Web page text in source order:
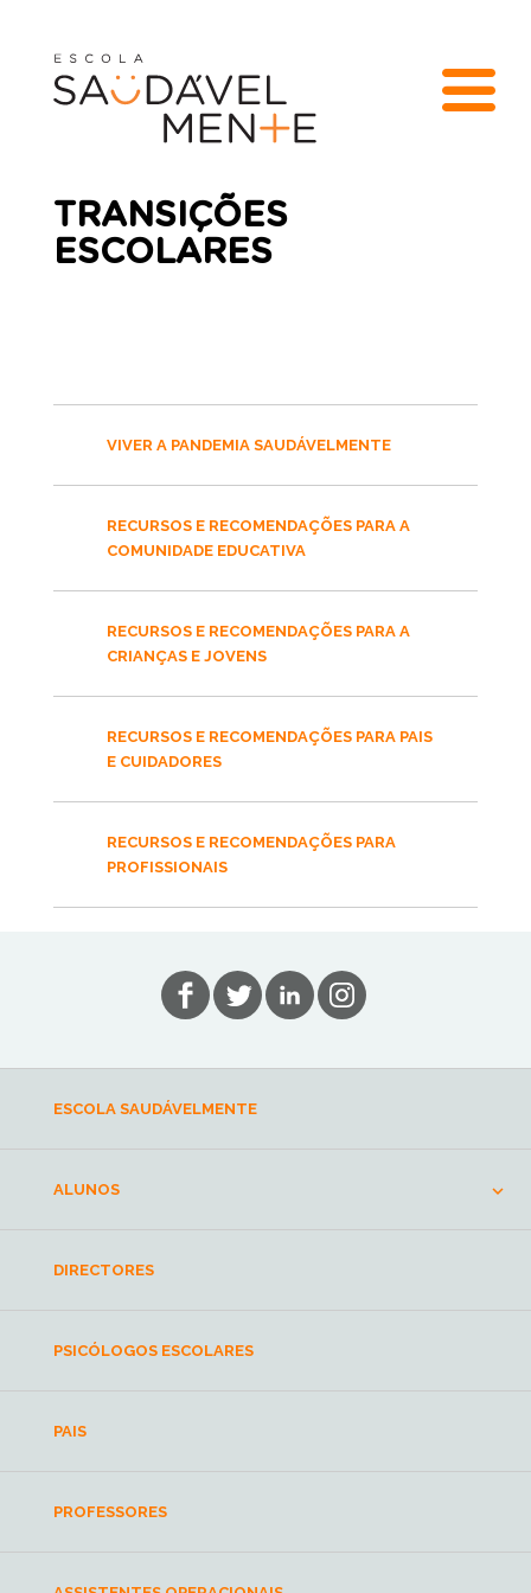
TRANSIÇÕES
ESCOLARES
VIVER A PANDEMIA SAUDÁVELMENTE
RECURSOS E RECOMENDAÇÕES PARA A
COMUNIDADE EDUCATIVA
RECURSOS E RECOMENDAÇÕES PARA A
CRIANÇAS E JOVENS
RECURSOS E RECOMENDAÇÕES PARA PAIS
E CUIDADORES
RECURSOS E RECOMENDAÇÕES PARA
PROFISSIONAIS
ESCOLA SAUDÁVELMENTE
ALUNOS
DIRECTORES
PSICÓLOGOS ESCOLARES
PAIS
PROFESSORES